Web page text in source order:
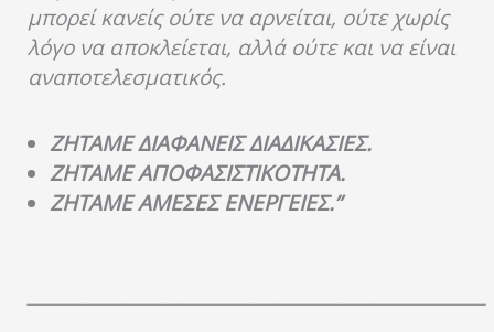
μπορεί κανείς ούτε να αρνείται, ούτε χωρίς
λόγο να αποκλείεται, αλλά ούτε και να είναι
αναποτελεσματικός.
ΖΗΤΑΜΕ ΔΙΑΦΑΝΕΙΣ ΔΙΑΔΙΚΑΣΙΕΣ.
ΖΗΤΑΜΕ ΑΠΟΦΑΣΙΣΤΙΚΟΤΗΤΑ.
ΖΗΤΑΜΕ ΑΜΕΣΕΣ ΕΝΕΡΓΕΙΕΣ.”